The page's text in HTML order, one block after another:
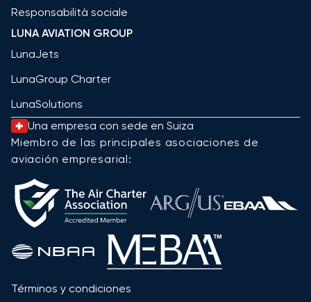
Responsabilità sociale
LUNA AVIATION GROUP
LunaJets
LunaGroup Charter
LunaSolutions
Una empresa con sede en Suiza
Miembro de las principales asociaciones de
aviación empresarial:
Términos y condiciones